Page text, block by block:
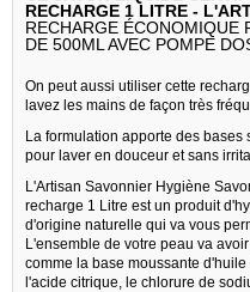
RECHARGE 1 LITRE -
RECHARGE ÉCONOMIQUE
DE 500ML AVEC POMPE
On peut aussi utiliser cette
lavez les mains de façon très
La formulation apporte des
pour laver en douceur et sans
L'Artisan Savonnier Hygiène
recharge 1 Litre est un produit
d'origine naturelle qui va vous
L'ensemble de votre peau va
comme la base moussante
l'acide citrique, le chlorure de